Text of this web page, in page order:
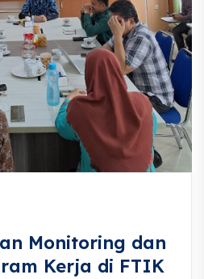
Monitoring dan
Kerja di FTIK